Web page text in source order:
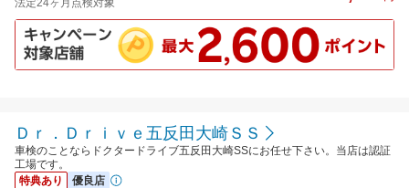
法定24ヶ月点検対象
Ｄｒ．Ｄｒｉｖｅ五反田大崎ＳＳ
車検のことならドクタードライブ五反田大崎SSにお任せ下さい。当店は認証
工場です。
特典あり
優良店